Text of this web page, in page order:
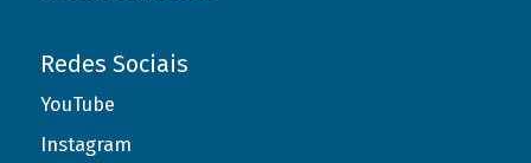
Redes Sociais
YouTube
Instagram